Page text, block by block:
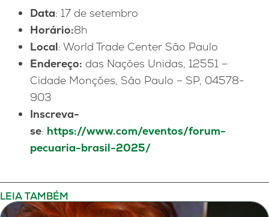
Data: 17 de setembro
Horário:8h
Local: World Trade Center São Paulo
Endereço: das Nações Unidas, 12551 –
Cidade Monções, São Paulo – SP, 04578-
903
Inscreva-
se: https://www.com/eventos/forum-
pecuaria-brasil-2025/
LEIA TAMBÉM